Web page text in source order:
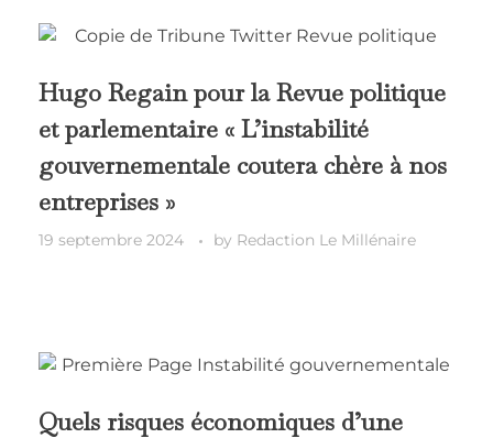
Hugo Regain pour la Revue politique
et parlementaire « L’instabilité
gouvernementale coutera chère à nos
entreprises »
19 septembre 2024 by Redaction Le Millénaire
Quels risques économiques d’une